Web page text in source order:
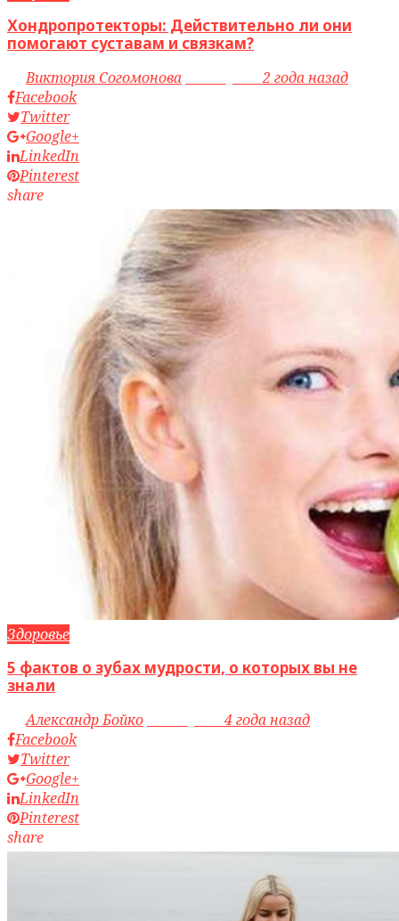
Хондропротекторы: Действительно ли они
помогают суставам и связкам?
byВиктория Согомонова access_time2 года назад
Facebook
Twitter
Google+
LinkedIn
Pinterest
share
Здоровье
5 фактов о зубах мудрости, о которых вы не
знали
byАлександр Бойко
4 года назад
Facebook
Twitter
Google+
LinkedIn
Pinterest
share